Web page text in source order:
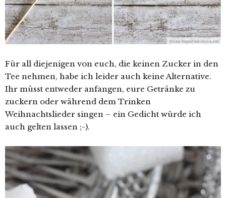
Für all diejenigen von euch, die keinen Zucker in den
Tee nehmen, habe ich leider auch keine Alternative.
Ihr müsst entweder anfangen, eure Getränke zu
zuckern oder während dem Trinken
Weihnachtslieder singen – ein Gedicht würde ich
auch gelten lassen ;-).